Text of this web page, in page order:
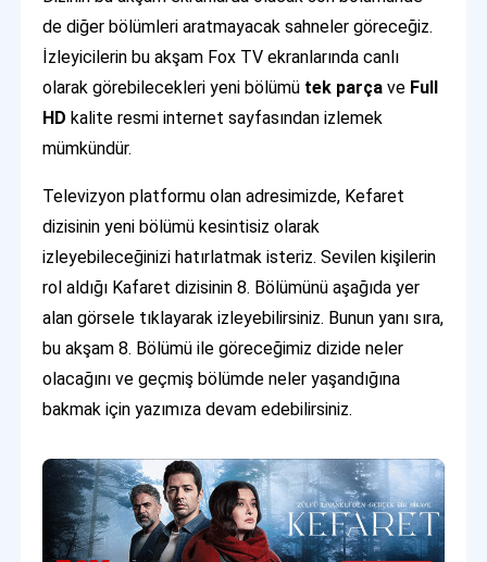
de diğer bölümleri aratmayacak sahneler göreceğiz.
İzleyicilerin bu akşam Fox TV ekranlarında canlı
olarak görebilecekleri yeni bölümü tek parça ve Full
HD kalite resmi internet sayfasından izlemek
mümkündür.
Televizyon platformu olan adresimizde, Kefaret
dizisinin yeni bölümü kesintisiz olarak
izleyebileceğinizi hatırlatmak isteriz. Sevilen kişilerin
rol aldığı Kafaret dizisinin 8. Bölümünü aşağıda yer
alan görsele tıklayarak izleyebilirsiniz. Bunun yanı sıra,
bu akşam 8. Bölümü ile göreceğimiz dizide neler
olacağını ve geçmiş bölümde neler yaşandığına
bakmak için yazımıza devam edebilirsiniz.